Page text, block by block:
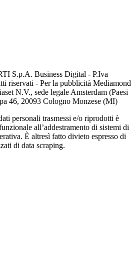
S.p.A. Business Digital - P.Iva
riservati - Per la pubblicità Mediamond
N.V., sede legale Amsterdam (Paesi
46, 20093 Cologno Monzese (MI)
personali trasmessi e/o riprodotti è
all’addestramento di sistemi di
È altresì fatto divieto espresso di
di data scraping.